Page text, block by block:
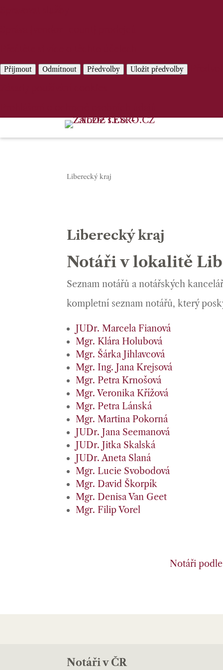
Přijmout Odmítnout Předvolby Uložit předvolby
Liberecký kraj
Liberecký kraj
Notáři v lokalitě
Seznam notářů a notářských
kompletní seznam notářů, který
JUDr. Marcela Fianová
Mgr. Klára Holubová
Mgr. Šárka Jihlavcová
Mgr. Ing. Jana Krejsová
Mgr. Petra Krnošová
Mgr. Veronika Křížová
Mgr. Petra Lánská
Mgr. Martina Pokorná
JUDr. Jana Seemanová
JUDr. Jitka Skalská
JUDr. Aneta Slaná
Mgr. Lucie Svobodová
Mgr. David Škorpík
Mgr. Denisa Van Geet
Mgr. Filip Vorel
Notáři
Notáři v ČR